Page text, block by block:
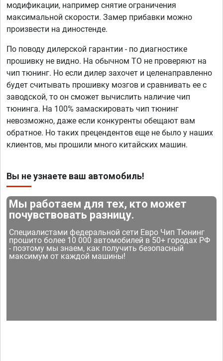
модификации, например снятие ограничения
максимальной скорости. Замер прибавки можно
произвести на диностенде.
По поводу дилерской гарантии - по диагностике
прошивку не видно. На обычном ТО не проверяют на
чип тюнинг. Но если дилер захочет и целенаправленно
будет считывать прошивку мозгов и сравнивать ее с
заводской, то он сможет вычислить наличие чип
тюнинга. На 100% замаскировать чип тюнинг
невозможно, даже если конкуренты обещают вам
обратное. Но таких прецендентов еще не было у наших
клиентов, мы прошили много китайских машин.
Вы не узнаете ваш автомобиль!
Мы работаем для тех, кто может
почувствовать разницу.
Специалистами федеральной сети Евро Чип Тюнинг
прошито более 10 000 автомобилей в 50+ городах РФ
- поэтому мы знаем, как получить безопасный
максимум от каждой машины!